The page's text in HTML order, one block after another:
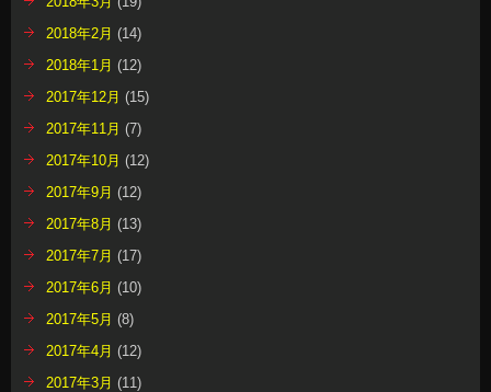
2018年2月 (14)
2018年1月 (12)
2017年12月 (15)
2017年11月 (7)
2017年10月 (12)
2017年9月 (12)
2017年8月 (13)
2017年7月 (17)
2017年6月 (10)
2017年5月 (8)
2017年4月 (12)
2017年3月 (11)